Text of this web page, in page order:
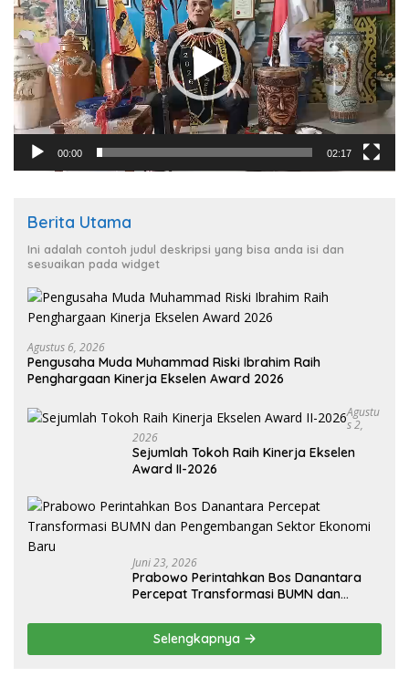
00:00 02:17
Berita Utama
Ini adalah contoh judul deskripsi yang bisa anda isi dan
sesuaikan pada widget
Agustus 6, 2026
Pengusaha Muda Muhammad Riski Ibrahim Raih
Penghargaan Kinerja Ekselen Award 2026
Agustu
S 2,
2026
Sejumlah Tokoh Raih Kinerja Ekselen
Award II-2026
Juni 23, 2026
Prabowo Perintahkan Bos Danantara
Percepat Transformasi BUMN dan
Selengkapnya